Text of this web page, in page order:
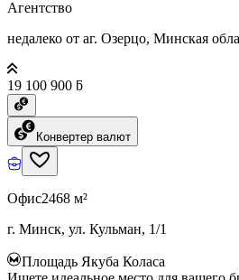
Агентство
недалеко от аг. Озерцо, Минская
19 100 900 ƃ
Конвертер валют
Офис2468 м²
г. Минск, ул. Кульман, 1/1
Площадь Якуба Коласа